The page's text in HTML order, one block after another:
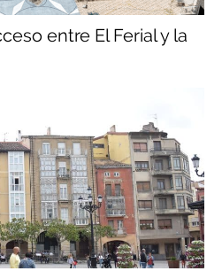
entre El Ferial y la